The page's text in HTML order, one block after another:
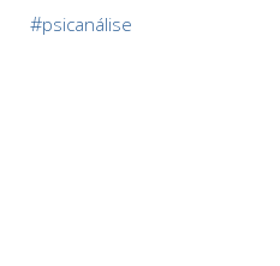
#psicanálise